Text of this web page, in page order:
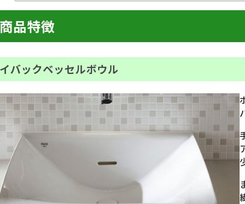
商品特徴
バックベッセルボウル